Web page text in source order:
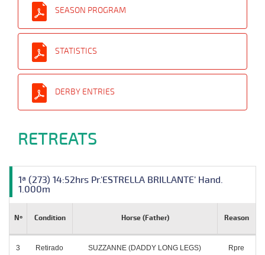
SEASON PROGRAM
STATISTICS
DERBY ENTRIES
RETREATS
1ª (273) 14:52hrs Pr.'ESTRELLA BRILLANTE' Hand.
1.000m
Nº Condition Horse (Father) Reason
3 Retirado SUZZANNE (DADDY LONG LEGS) Rpre